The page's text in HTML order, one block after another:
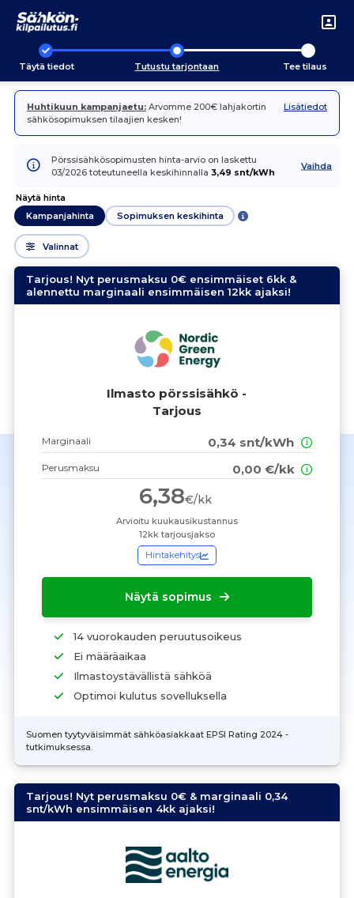
Täytä tiedot Tutustu tarjontaan Tee tilaus
Huhtikuun kampanjaetu: Arvomme 200€ lahjakortin
sähkösopimuksen tilaajien kesken!
Lisätiedot
Pörssisähkösopimusten hinta-arvio on laskettu
03/2026 toteutuneella keskihinnalla 3,49 snt/kWh
Vaihda
Näytä hinta
Kampanjahinta
Sopimuksen keskihinta
Valinnat
Tarjous! Nyt perusmaksu 0€ ensimmäiset 6kk &
alennettu marginaali ensimmäisen 12kk ajaksi!
Ilmasto pörssisähkö -
Tarjous
Marginaali 0,34 snt/kWh
Perusmaksu 0,00 €/kk
6,38€/kk
Arvioitu kuukausikustannus
12kk tarjousjakso
Hintakehitys
Näytä sopimus
14 vuorokauden peruutusoikeus
Ei määräaikaa
Ilmastoystävällistä sähköä
Optimoi kulutus sovelluksella
Suomen tyytyväisimmät sähköasiakkaat EPSI Rating 2024 -
tutkimuksessa.
Tarjous! Nyt perusmaksu 0€ & marginaali 0,34
snt/kWh ensimmäisen 4kk ajaksi!